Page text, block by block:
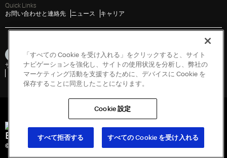
Quick Links
お問い合わせと連絡先
ニュース キャリア
サイトマップ 個人情報に関する取り扱い 利用規約
Cookies
脆弱性開示ポリシー
脆弱性を報告する 政府情報開示請求
Engineered for Sustainability
© 2026 Copeland LP. All rights reserved.
「すべての Cookie を受け入れる」をクリックすると、サイト
ナビゲーションを強化し、サイトの使用状況を分析し、弊社の
マーケティング活動を支援するために、デバイスに Cookie を
保存することに同意したことになります。
Cookie 設定
すべて拒否する すべての Cookie を受け入れる